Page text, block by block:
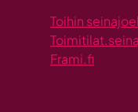
Toihin
Frami.fi